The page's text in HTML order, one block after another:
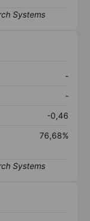
-
-
-0,46
76,68%